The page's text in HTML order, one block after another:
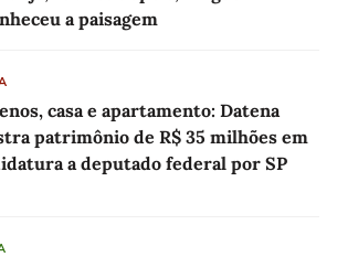
a paisagem
casa e apartamento: Datena
patrimônio de R$ 35 milhões em
a deputado federal por SP